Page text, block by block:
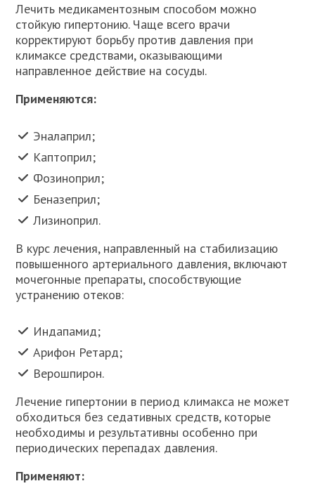
Лечить медикаментозным способом можно
стойкую гипертонию. Чаще всего врачи
корректируют борьбу против давления при
климаксе средствами, оказывающими
направленное действие на сосуды.
Применяются:
Эналаприл;
Каптоприл;
Фозиноприл;
Беназеприл;
Лизиноприл.
В курс лечения, направленный на стабилизацию
повышенного артериального давления, включают
мочегонные препараты, способствующие
устранению отеков:
Индапамид;
Арифон Ретард;
Верошпирон.
Лечение гипертонии в период климакса не может
обходиться без седативных средств, которые
необходимы и результативны особенно при
периодических перепадах давления.
Применяют: